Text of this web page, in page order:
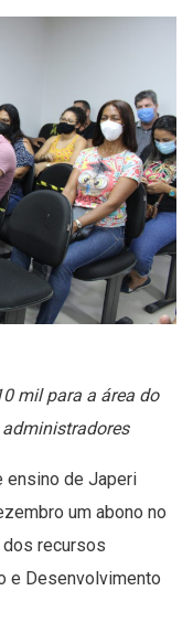
mil para a área do
ensino de Japeri
um abono no
dos recursos
e Desenvolvimento